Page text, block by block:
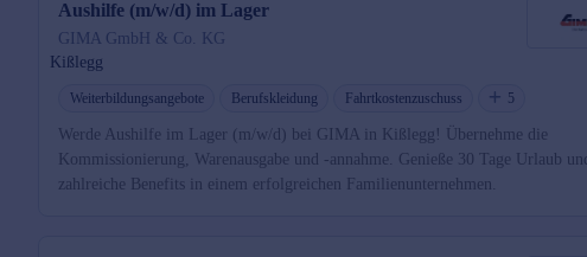
Aushilfe (m/w/d) im Lager
GIMA GmbH & Co. KG
Kißlegg
Weiterbildungsangebote Berufskleidung Fahrtkostenzuschuss 5
Werde Aushilfe im Lager (m/w/d) bei GIMA in Kißlegg! Übernehme die
Kommissionierung, Warenausgabe und -annahme. Genieße 30 Tage Urlaub und
zahlreiche Benefits in einem erfolgreichen Familienunternehmen.